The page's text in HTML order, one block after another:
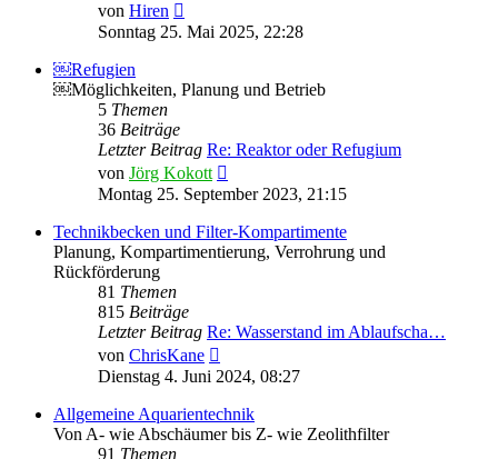
von Hiren
Beitrag
Sonntag 25. Mai 2025, 22:28
￼Refugien
￼Möglichkeiten, Planung und Betrieb
5 Themen
36 Beiträge
Letzter Beitrag Re: Reaktor oder Refugium
von Jörg Kokott
Beitrag
Montag 25. September 2023, 21:15
Technikbecken und Filter-Kompartimente
Planung, Kompartimentierung, Verrohrung und
Rückförderung
81 Themen
815 Beiträge
Letzter Beitrag Re: Wasserstand im Ablaufscha…
von ChrisKane
Beitrag
Dienstag 4. Juni 2024, 08:27
Allgemeine Aquarientechnik
Von A- wie Abschäumer bis Z- wie Zeolithfilter
91 Themen